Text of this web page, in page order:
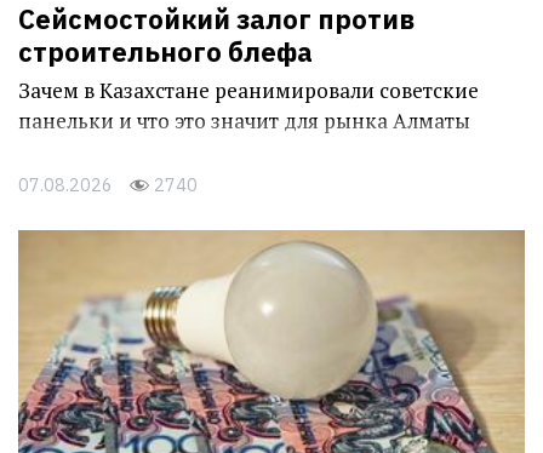
Сейсмостойкий залог против
строительного блефа
Зачем в Казахстане реанимировали советские
панельки и что это значит для рынка Алматы
07.08.2026 2740